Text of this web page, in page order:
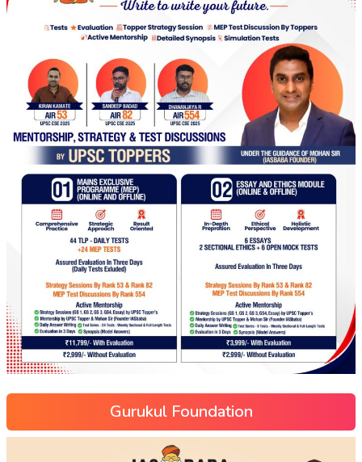
Gurukul Foundation